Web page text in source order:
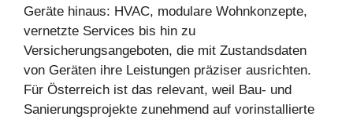
Geräte hinaus: HVAC, modulare Wohnkonzepte,
vernetzte Services bis hin zu
Versicherungsangeboten, die mit Zustandsdaten
von Geräten ihre Leistungen präziser ausrichten.
Für Österreich ist das relevant, weil Bau- und
Sanierungsprojekte zunehmend auf vorinstallierte